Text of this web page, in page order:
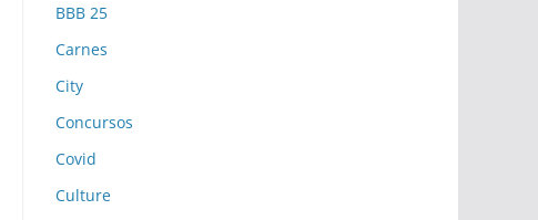
BBB 25
Carnes
City
Concursos
Covid
Culture